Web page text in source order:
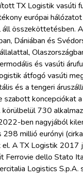
TX Logistik vasúti
európai
áll összeköttetésben.
Dániában és
és vasúti
átfogó vasúti
és a tengeri
szabott koncepciókat
körülbelül 730
ben nagyjából
millió eurónyi
A TX Logistik 2017
Ferrovie dello Stato
Logistics S.p.A.